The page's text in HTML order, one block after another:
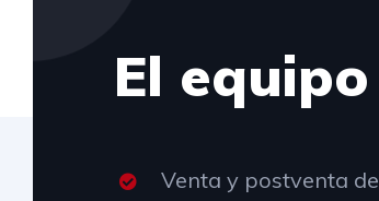
El equipo
Venta y postventa de